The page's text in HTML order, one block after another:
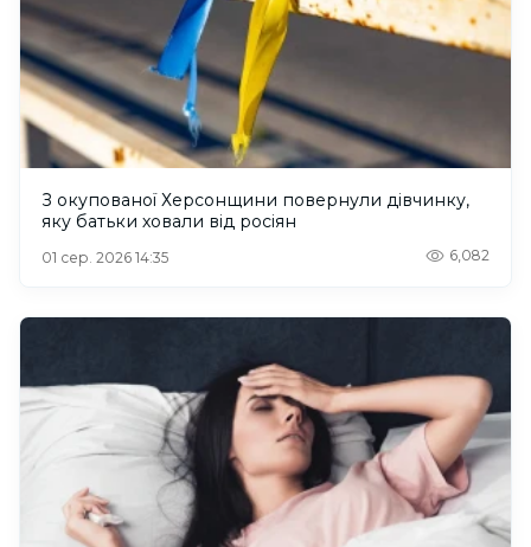
З окупованої Херсонщини повернули дівчинку,
яку батьки ховали від росіян
01 сер. 2026 14:35 6,082